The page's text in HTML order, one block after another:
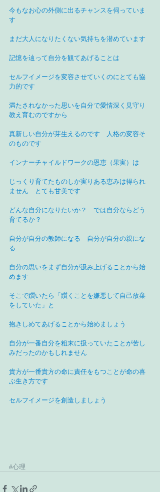
今もなお心の外側に出るチャンスを伺っていま
す
まだ大人になりたくない気持ちを潜めています
記憶を辿って自分を観てあげることは
セルフイメージを変容させていくのにとても協
力的です
満たされなかった思いを自分で愛情深く見守り
教え育むのですから
真新しい自分が芽生えるのです　人格の変容そ
のものです
インナーチャイルドワークの恩恵（果実）は
じっくり育てたものしか実りある恵みは得られ
ません　とても甘美です
どんな自分になりたいか？　では自分ならどう
育てるか？
自分が自分の教師になる　自分が自分の親にな
る
自分の思いをまず自分が汲み上げることから始
めます
そこで躓いたら「躓くことを嫌悪して自己放棄
をしていた」と
抱きしめてあげることから始めましょう
自分が一番自分を粗末に扱っていたことが苦し
みだったのかもしれません
貴方が一番貴方の命に責任をもつことが命の喜
ぶ生き方です
セルフイメージを創造しましょう
#心理